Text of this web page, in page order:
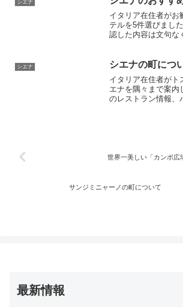
シエナ
イタリア在住者がお
テルを5件選びまし
認した内容は文句な
テルを紹介します。
統競馬競技のパリオ
必須です。
シエナ シエナの町につ
イタリア在住者がト
エナを隅々まで案内
のレストラン情報、
世界一美しい「カンポ広
サンジミニャーノの町について
最新情報